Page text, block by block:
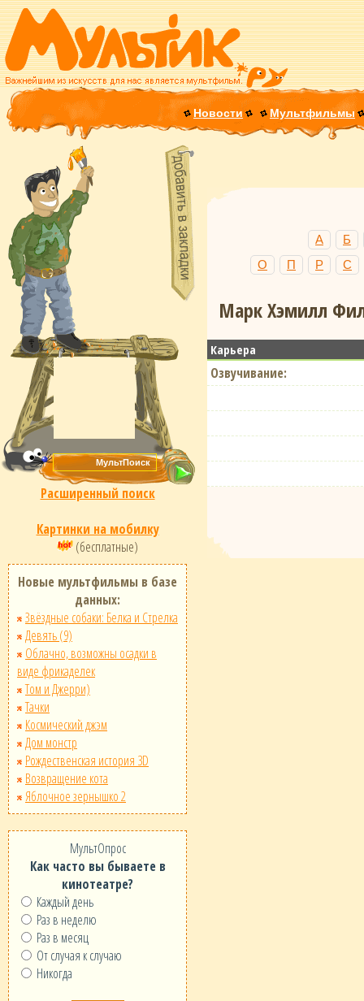
Новости Мультфильмы
Расширенный поиск
Картинки на мобилку
(бесплатные)
Новые мультфильмы в базе
данных:
Звёздные собаки: Белка и Стрелка
Девять (9)
Облачно, возможны осадки в
виде фрикаделек
Том и Джерри)
Тачки
Космический джэм
Дом монстр
Рождественская история 3D
Возвращение кота
Яблочное зернышко 2
МультОпрос
Как часто вы бываете в
кинотеатре?
Каждый день
Раз в неделю
Раз в месяц
От случая к случаю
Никогда
А
Б
О
П Р С
Марк Хэмилл
Карьера
Озвучивание: